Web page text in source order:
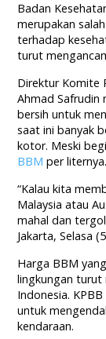
Badan
merupakan
terhadap
turut
Direktur Komite
Ahmad Safrudin
bersih untuk
saat ini banyak
kotor. Meski
BBM per liternya.
“Kalau kita
Malaysia atau
mahal dan
Jakarta, Selasa
Harga BBM
lingkungan turut
Indonesia.
untuk
kendaraan.